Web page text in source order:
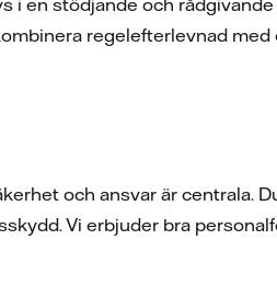
i en stödjande och
regelefterlevnad
och ansvar är centrala.
Vi erbjuder bra